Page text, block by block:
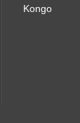
Kongo